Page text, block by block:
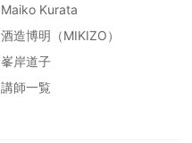
Maiko Kurata
酒造博明（MIKIZO）
峯岸道子
講師一覧